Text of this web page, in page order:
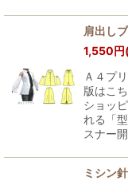
肩出し
1,550円
Ａ４プ
版はこ
ショッ
れる「
スナー
ミシン針